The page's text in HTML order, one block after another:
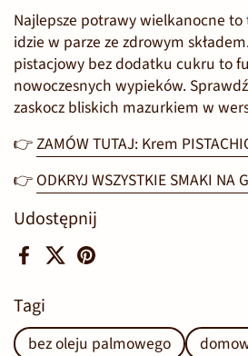
Udostępnij
Facebook
X (Twitter)Pinterest
Tagi
bez oleju palmowego
Najlepsze potrawy wielkanocne
idzie w parze ze zdrowym
pistacjowy bez dodatku cukru to
nowoczesnych wypieków.
zaskocz bliskich mazurkiem w
👉ZAMÓW TUTAJ: Krem
👉 ODKRYJ WSZYSTKIE SMAKI NA